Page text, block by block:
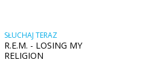
SŁUCHAJ TERAZ
R.E.M. - LOSING MY
RELIGION